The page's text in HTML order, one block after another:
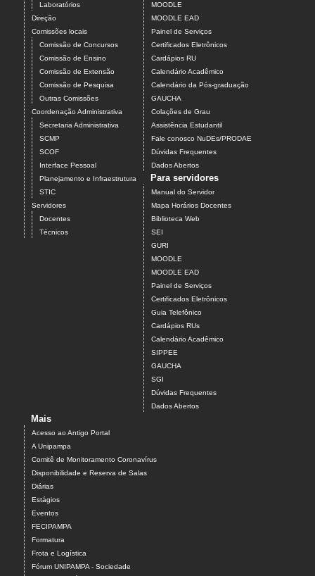
Laboratórios
Direção
Comissões locais
Comissão de Concursos
Comissão de Ensino
Comissão de Extensão
Comissão de Pesquisa
Outras Comissões
Coordenação Administrativa
Secretaria Administrativa
SCMP
SCOF
Interface Pessoal
Planejamento e Infraestrutura
STIC
Servidores
Docentes
Técnicos
MOODLE
MOODLE EAD
Painel de Serviços
Certificados Eletrônicos
Cardápios RU
Calendário Acadêmico
Calendário da Pós-graduação
GAUCHA
Colações de Grau
Assistência Estudantil
Fale conosco NuDEs/PRODAE
Dúvidas Frequentes
Dados Abertos
Para servidores
Manual do Servidor
Mapa Horários Docentes
Biblioteca Web
SEI
GURI
MOODLE
MOODLE EAD
Painel de Serviços
Certificados Eletrônicos
Guia Telefônico
Cardápios RUs
Calendário Acadêmico
SIPPEE
GAUCHA
SGI
Dúvidas Frequentes
Dados Abertos
Mais
Acesso ao Antigo Portal
A Unipampa
Comitê de Monitoramento Coronavírus
Disponibilidade e Reserva de Salas
Diárias
Estágios
Eventos
FECIPAMPA
Formatura
Frota e Logística
Fórum UNIPAMPA - Sociedade